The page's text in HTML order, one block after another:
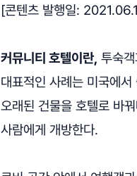
[콘텐츠 발행일:
커뮤니티 호텔이란, 투숙
대표적인 사례는 미국에
오래된 건물을 호텔로 바
사람에게 개방한다.